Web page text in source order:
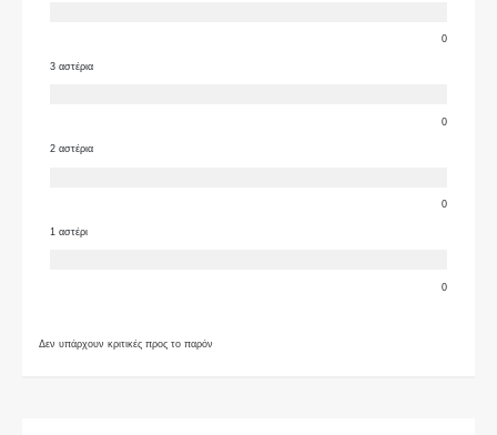
0
3 αστέρια
0
2 αστέρια
0
1 αστέρι
0
Δεν υπάρχουν κριτικές προς το παρόν